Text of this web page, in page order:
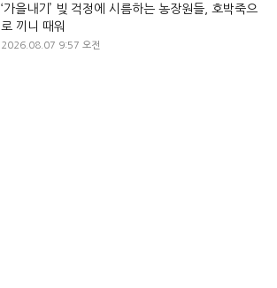
‘가을내기’ 빚 걱정에 시름하는 농장원들, 호박죽으
로 끼니 때워
2026.08.07 9:57 오전